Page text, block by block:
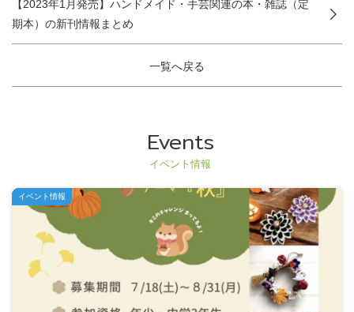
一覧へ戻る
【2023年1月発売】ハンドメイド・手芸関連の本・雑誌（定
期本）の新刊情報まとめ
Events
イベント情報
イベント情報